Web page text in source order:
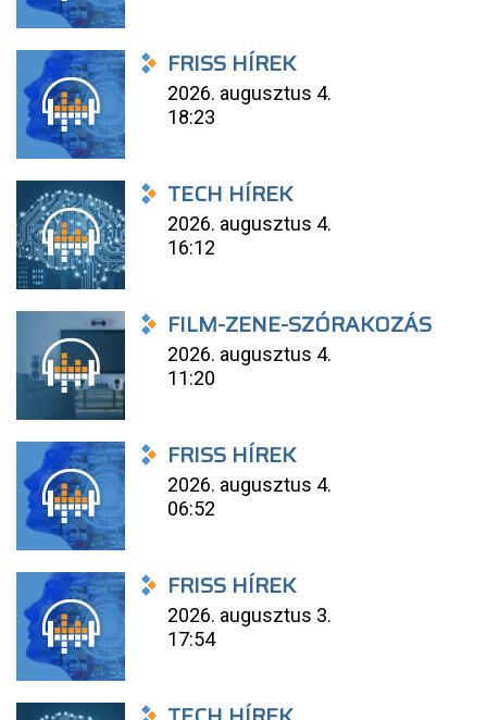
FRISS HÍREK
2026. augusztus 4.
18:23
TECH HÍREK
2026. augusztus 4.
16:12
FILM-ZENE-SZÓRAKOZÁS
2026. augusztus 4.
11:20
FRISS HÍREK
2026. augusztus 4.
06:52
FRISS HÍREK
2026. augusztus 3.
17:54